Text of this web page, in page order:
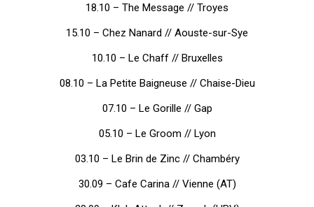
18.10 – The Message // Troyes
15.10 – Chez Nanard // Aouste-sur-Sye
10.10 – Le Chaff // Bruxelles
08.10 – La Petite Baigneuse // Chaise-Dieu
07.10 – Le Gorille // Gap
05.10 – Le Groom // Lyon
03.10 – Le Brin de Zinc // Chambéry
30.09 – Cafe Carina // Vienne (AT)